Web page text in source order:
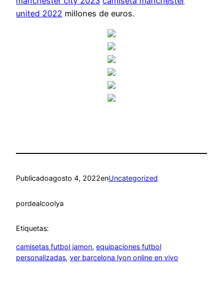
united 2022 millones de euros.
Publicadoagosto 4, 2022enUncategorized
pordealcoolya
Etiquetas:
camisetas futbol jamon, equipaciones futbol
personalizadas, ver barcelona lyon online en vivo